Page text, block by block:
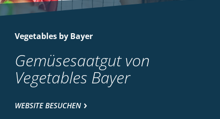
Vegetables by Bayer
Gemüsesaatgut von
Vegetables Bayer
WEBSITE BESUCHEN